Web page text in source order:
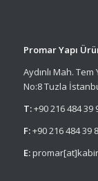
Promar Yapı
Aydınlı Mah.
No:8 Tuzla
T:+90 216 484 39
F:+90 216 484 39
E: